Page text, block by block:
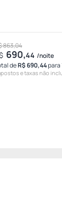
863,04
690,44 /noite
deR$ 690,44para
e taxas não